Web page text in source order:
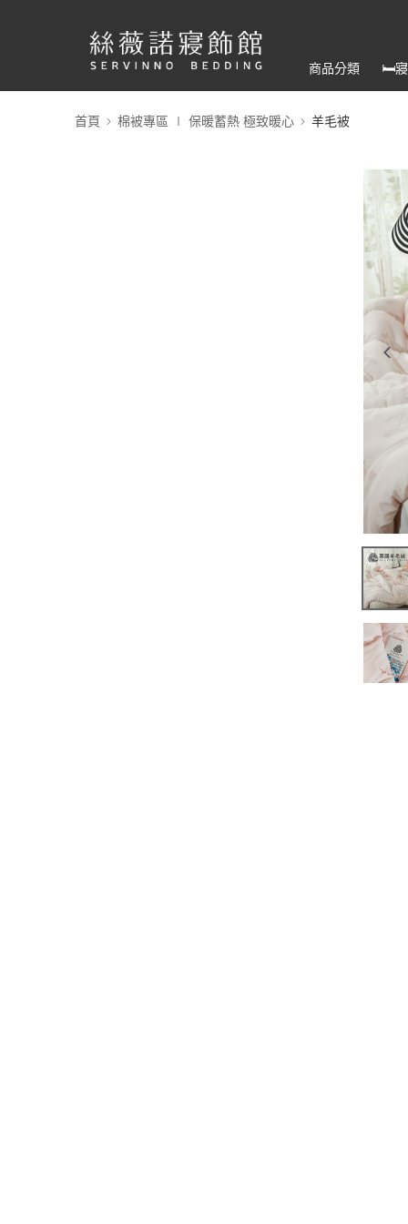
商品分類 🛏️寢
首頁 棉被專區 ∣ 保暖蓄熱 極致暖心 羊毛被